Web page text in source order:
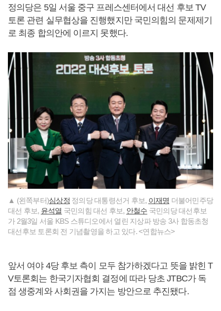
정의당은 5일 서울 중구 프레스센터에서 대선 후보 TV
토론 관련 실무협상을 진행했지만 국민의힘의 문제제기
로 최종 합의안에 이르지 못했다.
▲ (왼쪽부터)심상정 정의당 대통령선거 후보, 이재명 더불어민주당
대선 후보, 윤석열 국민의힘 대선 후보, 안철수 국민의당 대선후보
가 2월3일 서울 KBS 스튜디오에서 열린 지상파 방송 3사 합동초청
대선후보 토론회 전 기념촬영을 하고 있다. <연합뉴스>
앞서 여야 4당 후보 측이 모두 참가하겠다고 뜻을 밝힌 T
V토론회는 한국기자협회 결정에 따라 당초 JTBC가 독
점 생중계와 사회권을 가지는 방안으로 추진됐다.